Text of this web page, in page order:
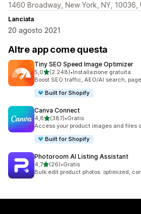
1460 Broadway, New York, NY, 10036,
Lanciata
20 agosto 2021
Altre app come questa
Tiny SEO Speed Image Optimizer
5,0stelle su 5
(2.248)
2248 recensioni totali
•Installazione gratuita
Boost SEO traffic, AEO/AI search,
Built for Shopify
Canva Connect
4,8stelle su 5
(387)
387 recensioni totali
•Gratis
Access your product images and files
Built for Shopify
Photoroom AI Listing Assistant
4,7stelle su 5
(26)
26 recensioni totali
•Gratis
Bulk edit product photos: optimized,